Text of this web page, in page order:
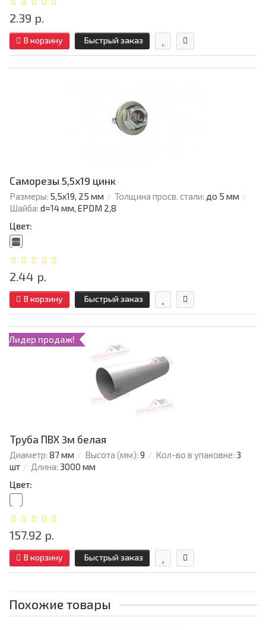
2.39 р.
В корзину Быстрый заказ
Саморезы 5,5х19 цинк
Размеры: 5,5х19, 25 мм Толщина просв. стали: до 5 мм
Шайба: d=14 мм, EPDM 2,8
Цвет:
2.44 р.
В корзину Быстрый заказ
Лидер продаж!
Труба ПВХ 3м белая
Диаметр: 87 мм Высота (мм): 9 Кол-во в упаковке: 3
шт
Длина: 3000 мм
Цвет:
157.92 р.
В корзину Быстрый заказ
Похожие товары